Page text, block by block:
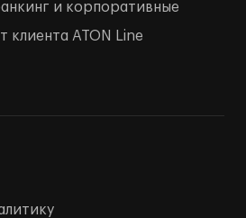
и корпоративные
клиента ATON Line